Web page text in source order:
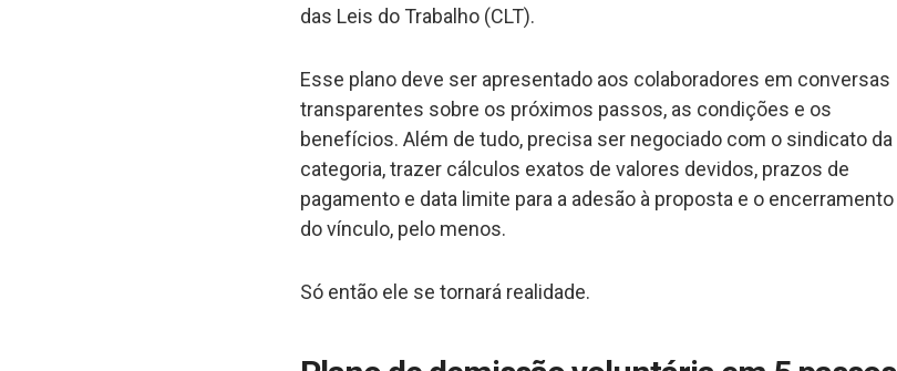
das Leis do Trabalho (CLT).
Esse plano deve ser apresentado aos colaboradores em conversas
transparentes sobre os próximos passos, as condições e os
benefícios. Além de tudo, precisa ser negociado com o sindicato da
categoria, trazer cálculos exatos de valores devidos, prazos de
pagamento e data limite para a adesão à proposta e o encerramento
do vínculo, pelo menos.
Só então ele se tornará realidade.